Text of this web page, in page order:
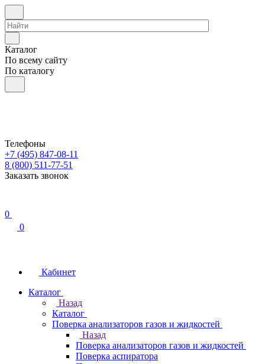
Каталог
По всему сайту
По каталогу
Телефоны
+7 (495) 847-08-11
8 (800) 511-77-51
Заказать звонок
0
0
Кабинет
Каталог
Назад
Каталог
Поверка анализаторов газов и жидкостей
Назад
Поверка анализаторов газов и жидкостей
Поверка аспиратора